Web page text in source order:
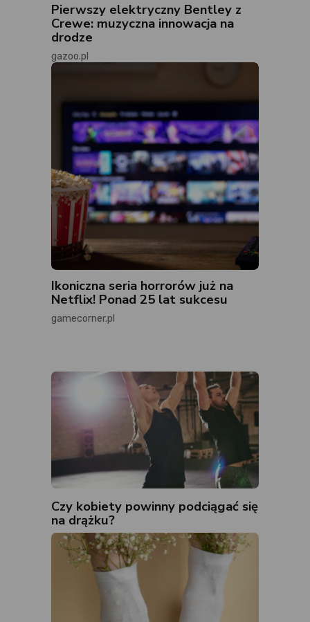
Pierwszy elektryczny Bentley z
Crewe: muzyczna innowacja na
drodze
gazoo.pl
Ikoniczna seria horrorów już na
Netflix! Ponad 25 lat sukcesu
gamecorner.pl
Czy kobiety powinny podciągać się
na drążku?